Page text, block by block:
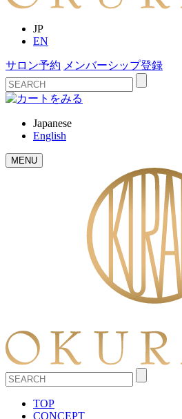
JP
EN
サロン予約 メンバーシップ登録
Japanese
English
MENU
TOP
CONCEPT